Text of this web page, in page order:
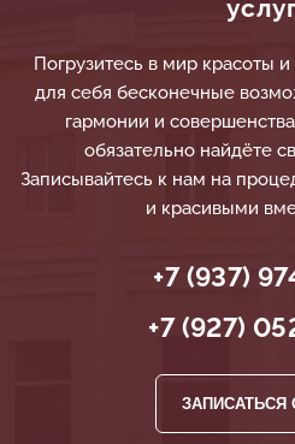
Погрузитесь в мир красоты
для себя бесконечные
гармонии и
обязательно найдёте
Записывайтесь к нам на
и красивыми
+7 (937)
+7 (927)
ЗАПИСАТЬСЯ